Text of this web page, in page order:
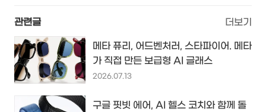
관련글 더보기
메타 퓨리, 어드벤처러, 스타파이어. 메타
가 직접 만든 보급형 AI 글래스
2026.07.13
구글 핏빗 에어, AI 헬스 코치와 함께 돌